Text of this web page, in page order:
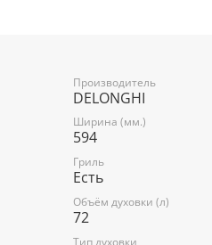
сетка для
Производитель
DELONGHI
Ширина (мм.)
594
Гриль
Есть
Объём духовки (л)
72
Тип духовки